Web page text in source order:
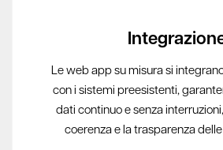
Le web app su misura si
con i sistemi preesistenti,
dati continuo e senza
coerenza e la trasparenza